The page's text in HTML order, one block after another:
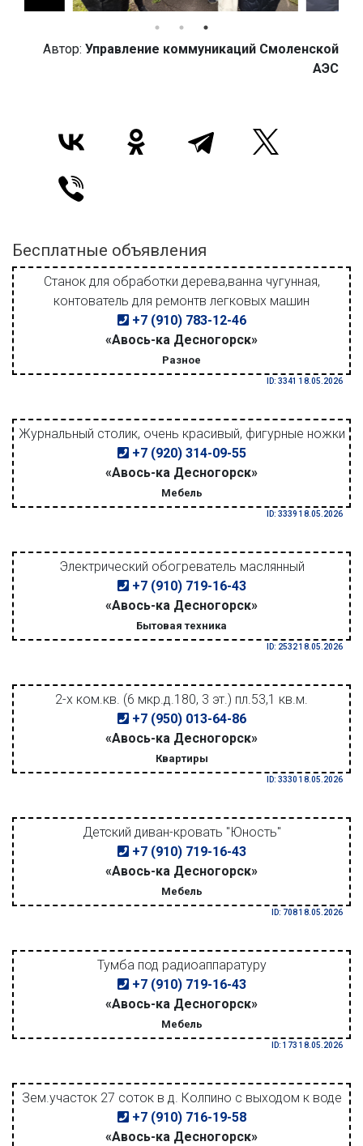
Автор: Управление коммуникаций Смоленской
АЭС
Бесплатные объявления
Станок для обработки дерева,ванна чугунная,
контователь для ремонтв легковых машин
+7 (910) 783-12-46
«Авось-ка Десногорск»
Разное
ID: 3341 18.05.2026
Журнальный столик, очень красивый, фигурные ножки
+7 (920) 314-09-55
«Авось-ка Десногорск»
Мебель
ID: 3339 18.05.2026
Электрический обогреватель маслянный
+7 (910) 719-16-43
«Авось-ка Десногорск»
Бытовая техника
ID: 2532 18.05.2026
2-х ком.кв. (6 мкр.д.180, 3 эт.) пл.53,1 кв.м.
+7 (950) 013-64-86
«Авось-ка Десногорск»
Квартиры
ID: 3330 18.05.2026
Детский диван-кровать "Юность"
+7 (910) 719-16-43
«Авось-ка Десногорск»
Мебель
ID: 708 18.05.2026
Тумба под радиоаппаратуру
+7 (910) 719-16-43
«Авось-ка Десногорск»
Мебель
ID: 173 18.05.2026
Зем.участок 27 соток в д. Колпино с выходом к воде
+7 (910) 716-19-58
«Авось-ка Десногорск»